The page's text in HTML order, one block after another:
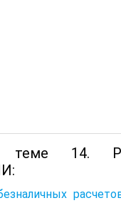
14.